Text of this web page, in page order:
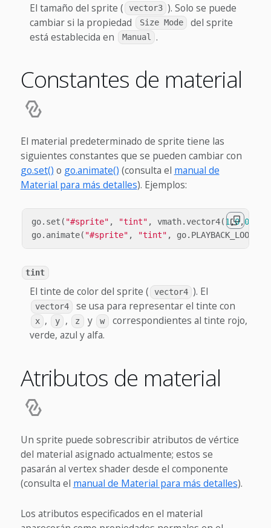
El tamaño del sprite ( vector3 ). Solo se puede
cambiar si la propiedad
Size Mode
del sprite
está establecida en
Manual .
Constantes de material
El material predeterminado de sprite tiene las
siguientes constantes que se pueden cambiar con
go.set() o go.animate() (consulta el manual de
Material para más detalles). Ejemplos:
go. set ( "#sprite" , "tint" , vmath.vector4(1,0,0
go. animate( "#sprite" , "tint" , go.
tint
El tinte de color del sprite ( vector4 ). El
vector4 se usa para representar el tinte con
x , y , z y w
correspondientes al tinte rojo,
verde, azul y alfa.
Atributos de material
Un sprite puede sobrescribir atributos de vértice
del material asignado actualmente; estos se
pasarán al vertex shader desde el componente
(consulta el manual de Material para más detalles).
Los atributos especificados en el material